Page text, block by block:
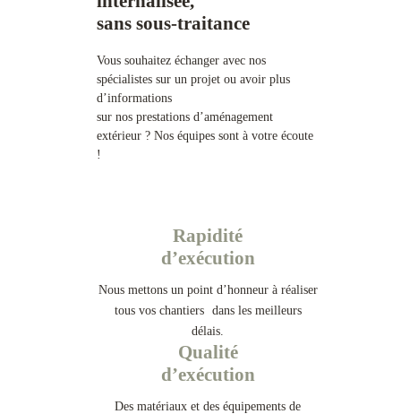
sans sous-traitance
Vous souhaitez échanger avec nos
spécialistes sur un projet ou avoir plus
d’informations
sur nos prestations d’aménagement
extérieur ? Nos équipes sont à votre écoute
!
Rapidité
d’exécution
Nous mettons un point d’honneur à réaliser
tous vos chantiers dans les meilleurs
délais.
Qualité
d’exécution
Des matériaux et des équipements de